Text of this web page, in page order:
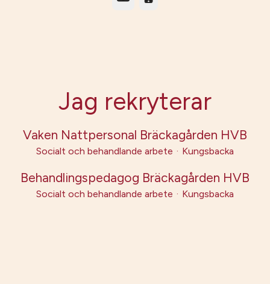
Jag rekryterar
Vaken Nattpersonal Bräckagården HVB
Socialt och behandlande arbete · Kungsbacka
Behandlingspedagog Bräckagården HVB
Socialt och behandlande arbete · Kungsbacka